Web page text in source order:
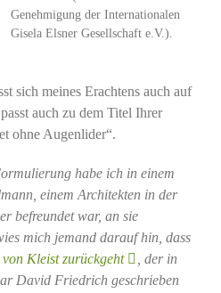
Genehmigung der Internationalen
Gisela Elsner Gesellschaft e.V.).
sich meines Erachtens auch auf
auch zu dem Titel Ihrer
ohne Augenlider“.
habe ich in einem
einem Architekten in der
befreundet war, an sie
mich jemand darauf hin, dass
Kleist zurückgeht
, der in
David Friedrich geschrieben